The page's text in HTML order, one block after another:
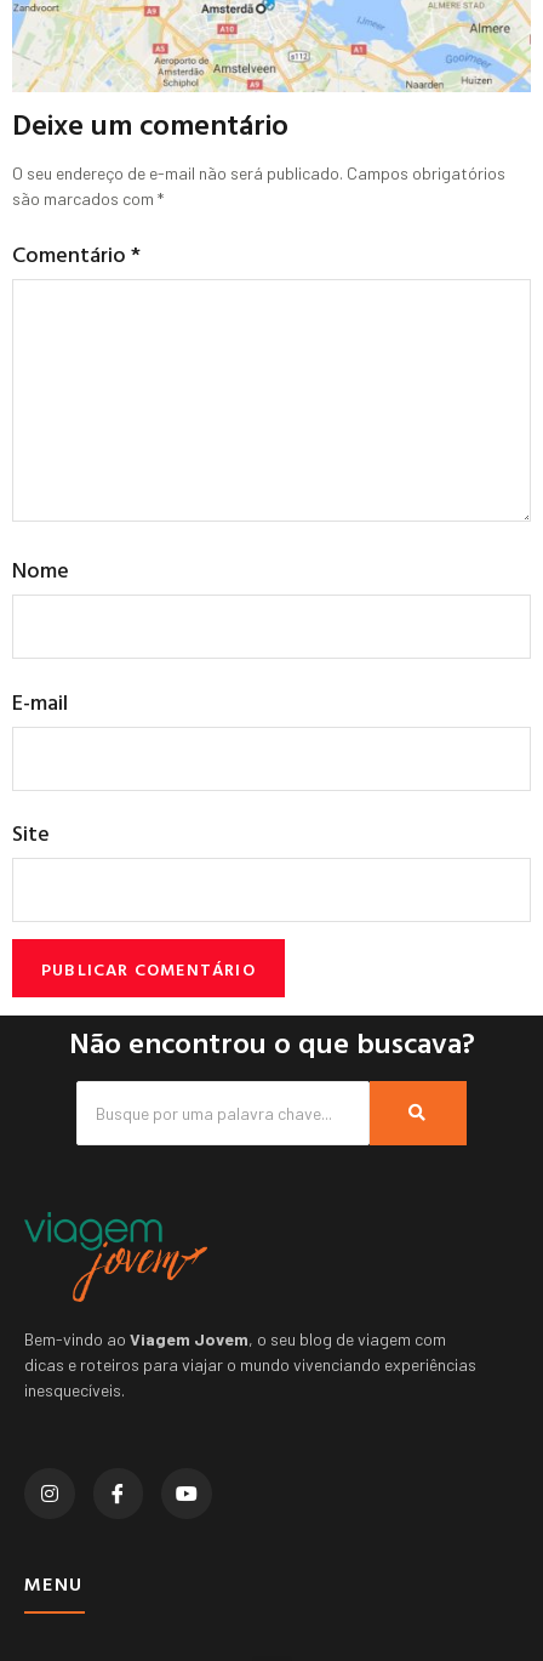
Deixe um comentário
O seu endereço de e-mail não será publicado. Campos obrigatórios
são marcados com *
Comentário*
Nome
E-mail
Site
Não encontrou o que buscava?
Bem-vindo ao Viagem Jovem, o seu blog de viagem com
dicas e roteiros para viajar o mundo vivenciando experiências
inesquecíveis.
MENU